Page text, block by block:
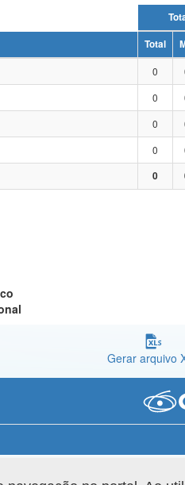
Total
0
0
0
0
0
Gerar arquivo